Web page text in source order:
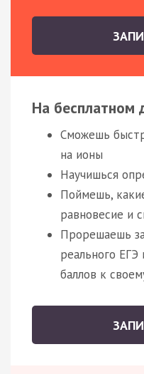
На бесплатном
Сможешь
на ионы
Научишься
Поймешь,
равновесие и
Прорешаешь
реального
баллов к